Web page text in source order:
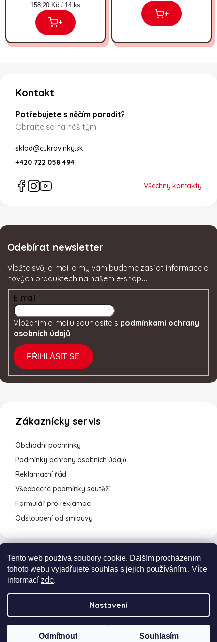
Tento web používá soubory cookie. Dalším procházením
tohoto webu vyjadřujete souhlas s jejich používáním.. Více
informací zde.
Nastavení
Odmítnout Souhlasím
Měrná cena:
158,20 Kč / 14 ks
+
+
Kontakt
Potřebujete s něčím poradit?
Obraťte se na náš tým
sklad@cukrovinky.sk
+420 722 058 494
Všechny kontakty
Odebírat newsletter
Vložte svůj e-mail a my vám budeme zasílat informace o
nových produktech na našem e-shopu.
E-mail
Vložením e-mailu souhlasíte s podmínkami ochrany
osobních údajů
PŘIHLÁSIT SE
Zákaznícky servis
Obchodní podmínky
Podmínky ochrany osobních údajů
Reklamační řád
Všeobecné podmínky soutěží
Formulář pro reklamaci
Odstoupení od smlouvy
Vytvořil Shoptet Premium a
Adatelier
Copyright 2026
. Všechna práva